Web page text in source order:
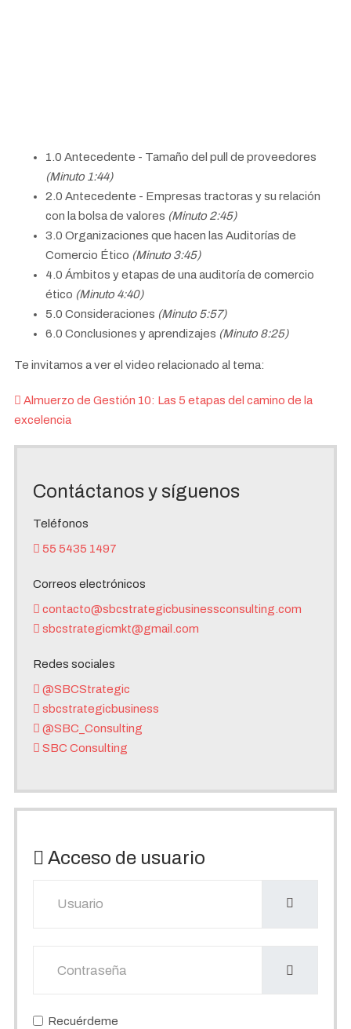
1.0 Antecedente - Tamaño del pull de proveedores
(Minuto 1:44)
2.0 Antecedente - Empresas tractoras y su relación
con la bolsa de valores (Minuto 2:45)
3.0 Organizaciones que hacen las Auditorías de
Comercio Ético (Minuto 3:45)
4.0 Ámbitos y etapas de una auditoría de comercio
ético (Minuto 4:40)
5.0 Consideraciones (Minuto 5:57)
6.0 Conclusiones y aprendizajes (Minuto 8:25)
Te invitamos a ver el video relacionado al tema:
Almuerzo de Gestión 10: Las 5 etapas del camino de la
excelencia
Contáctanos y síguenos
Teléfonos
55 5435 1497
Correos electrónicos
contacto@sbcstrategicbusinessconsulting.com
sbcstrategicmkt@gmail.com
Redes sociales
@SBCStrategic
sbcstrategicbusiness
@SBC_Consulting
SBC Consulting
Acceso de usuario
Recuérdeme